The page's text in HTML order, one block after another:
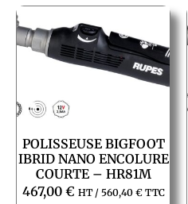
POLISSEUSE BIGFOOT
IBRID NANO ENCOLURE
COURTE – HR81M
467,00 € HT / 560,40 €TTC